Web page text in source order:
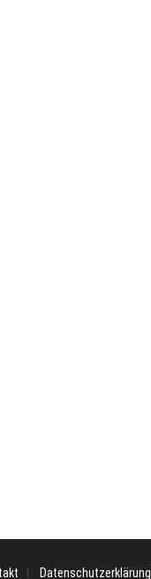
Datenschutzerklärung